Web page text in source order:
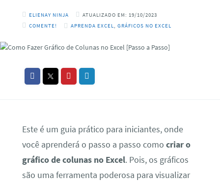
ELIENAY NINJA
ATUALIZADO EM: 19/10/2023
COMENTE!
APRENDA EXCEL, GRÁFICOS NO EXCEL
Este é um guia prático para iniciantes, onde
você aprenderá o passo a passo como criar o
gráfico de colunas no Excel. Pois, os gráficos
são uma ferramenta poderosa para visualizar